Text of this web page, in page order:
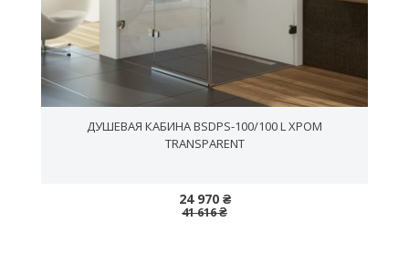
ДУШЕВАЯ КАБИНА BSDPS-100/100 L ХРОМ
TRANSPARENT
24 970 ₴
41 616 ₴